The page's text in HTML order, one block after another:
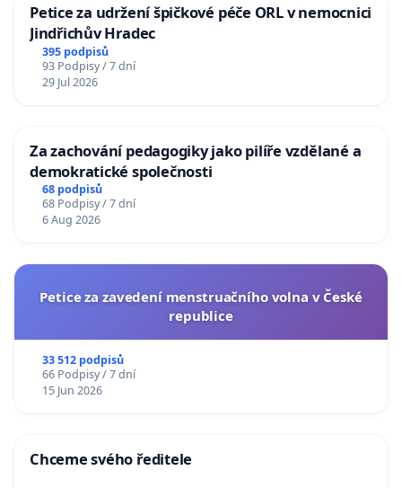
Petice za udržení špičkové péče ORL v nemocnici
Jindřichův Hradec
395 podpisů
93 Podpisy / 7 dní
29 Jul 2026
Za zachování pedagogiky jako pilíře vzdělané a
demokratické společnosti
68 podpisů
68 Podpisy / 7 dní
6 Aug 2026
Petice za zavedení menstruačního volna v České
republice
33 512 podpisů
66 Podpisy / 7 dní
15 Jun 2026
Chceme svého ředitele